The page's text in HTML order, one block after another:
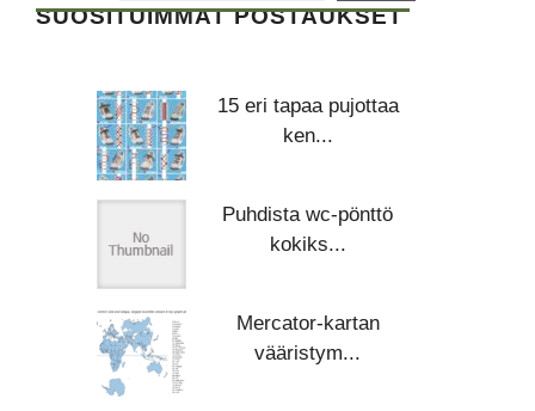
SUOSITUIMMAT POSTAUKSET
15 eri tapaa pujottaa
ken...
Puhdista wc-pönttö
kokiks...
Mercator-kartan
vääristym...